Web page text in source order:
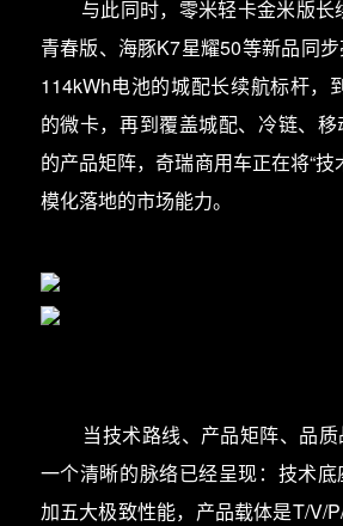
与此同时，零米轻卡金米版长
青春版、海豚K7星耀50等新品同
114kWh电池的城配长续航标杆，
的微卡，再到覆盖城配、冷链、
的产品矩阵，奇瑞商用车正在将“技
模化落地的市场能力。
当技术路线、产品矩阵、品质
一个清晰的脉络已经呈现：技术
加五大极致性能，产品载体是T/V/